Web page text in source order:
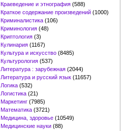
Краеведение и этнография (588)
Краткое содержание произведений (1000)
Криминалистика (106)
Криминология (48)
Криптология (3)
Кулинария (1167)
Культура и искусство (8485)
Культурология (537)
Литература : зарубежная (2044)
Литература и русский язык (11657)
Логика (532)
Логистика (21)
Маркетинг (7985)
Математика (3721)
Медицина, здоровье (10549)
Медицинские науки (88)